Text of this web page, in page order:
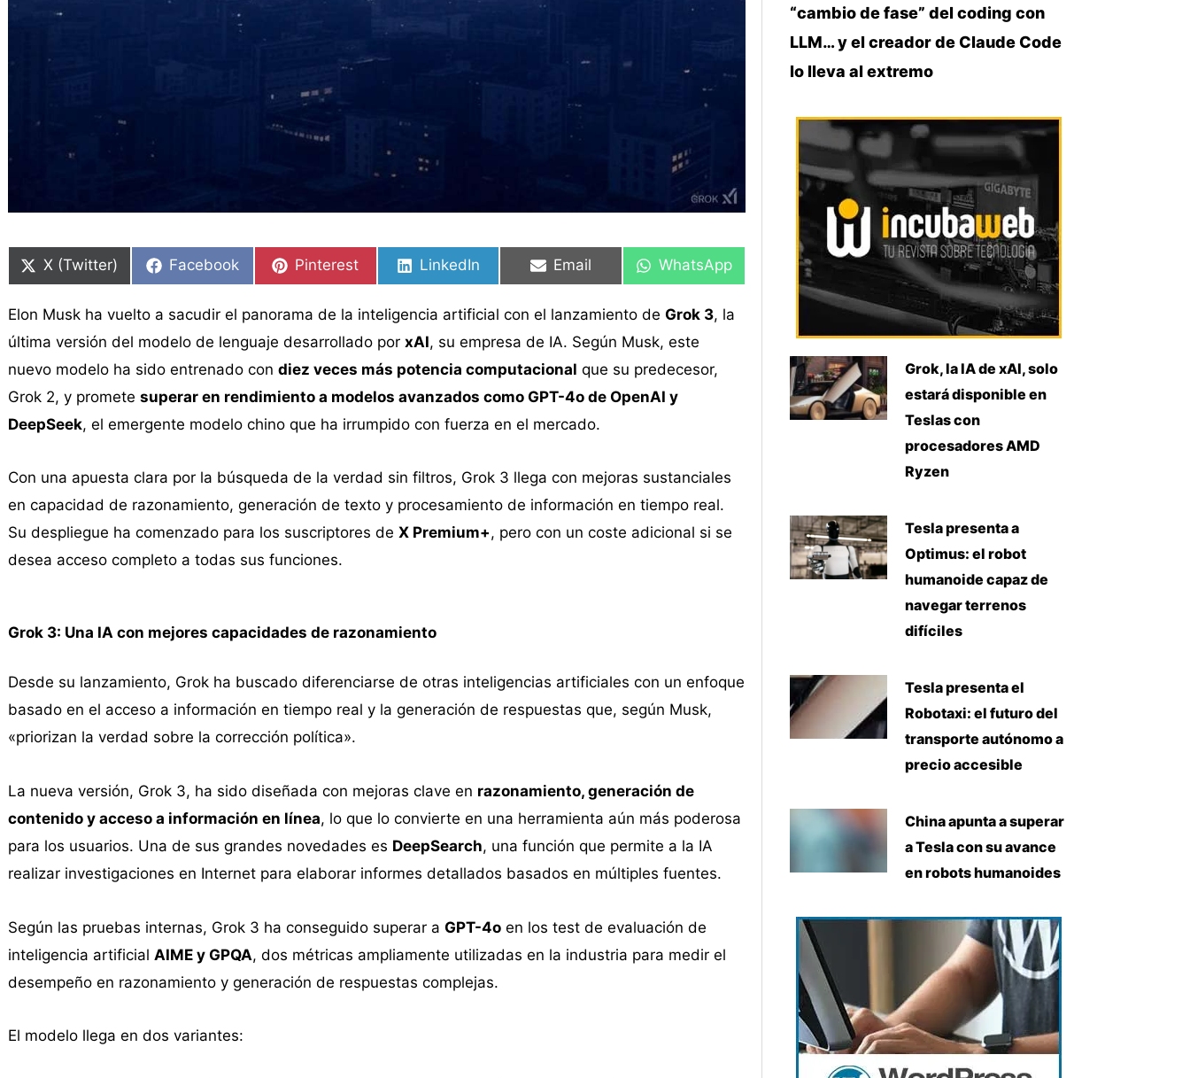
en
X (Twitter)
en
Facebook
en
Pinterest
en
LinkedIn
en
Email
en
WhatsApp
Elon Musk ha vuelto a sacudir el panorama de la inteligencia artificial con el lanzamiento de Grok 3, la
última versión del modelo de lenguaje desarrollado por xAI, su empresa de IA. Según Musk, este
nuevo modelo ha sido entrenado con diez veces más potencia computacional que su predecesor,
Grok 2, y promete superar en rendimiento a modelos avanzados como GPT-4o de OpenAI y
DeepSeek, el emergente modelo chino que ha irrumpido con fuerza en el mercado.
Con una apuesta clara por la búsqueda de la verdad sin filtros, Grok 3 llega con mejoras sustanciales
en capacidad de razonamiento, generación de texto y procesamiento de información en tiempo real.
Su despliegue ha comenzado para los suscriptores de X Premium+, pero con un coste adicional si se
desea acceso completo a todas sus funciones.
Grok 3: Una IA con mejores capacidades de razonamiento
Desde su lanzamiento, Grok ha buscado diferenciarse de otras inteligencias artificiales con un enfoque
basado en el acceso a información en tiempo real y la generación de respuestas que, según Musk,
«priorizan la verdad sobre la corrección política».
La nueva versión, Grok 3, ha sido diseñada con mejoras clave en razonamiento, generación de
contenido y acceso a información en línea, lo que lo convierte en una herramienta aún más poderosa
para los usuarios. Una de sus grandes novedades es DeepSearch, una función que permite a la IA
realizar investigaciones en Internet para elaborar informes detallados basados en múltiples fuentes.
Según las pruebas internas, Grok 3 ha conseguido superar a GPT-4oen los test de evaluación de
inteligencia artificial AIME y GPQA, dos métricas ampliamente utilizadas en la industria para medir el
desempeño en razonamiento y generación de respuestas complejas.
El modelo llega en dos variantes:
en
en
en
en
en
en
“cambio de fase” del coding con
LLM… y el creador de Claude Code
lo lleva al extremo
Grok, la IA de xAI, solo
estará disponible en
Teslas con
procesadores AMD
Ryzen
Tesla presenta a
Optimus: el robot
humanoide capaz de
navegar terrenos
difíciles
Tesla presenta el
Robotaxi: el futuro del
transporte autónomo a
precio accesible
China apunta a superar
a Tesla con su avance
en robots humanoides